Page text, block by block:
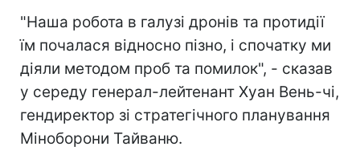
"Наша робота в галузі дронів та протидії
їм почалася відносно пізно, і спочатку ми
діяли методом проб та помилок", - сказав
у середу генерал-лейтенант Хуан Вень-чі,
гендиректор зі стратегічного планування
Міноборони Тайваню.